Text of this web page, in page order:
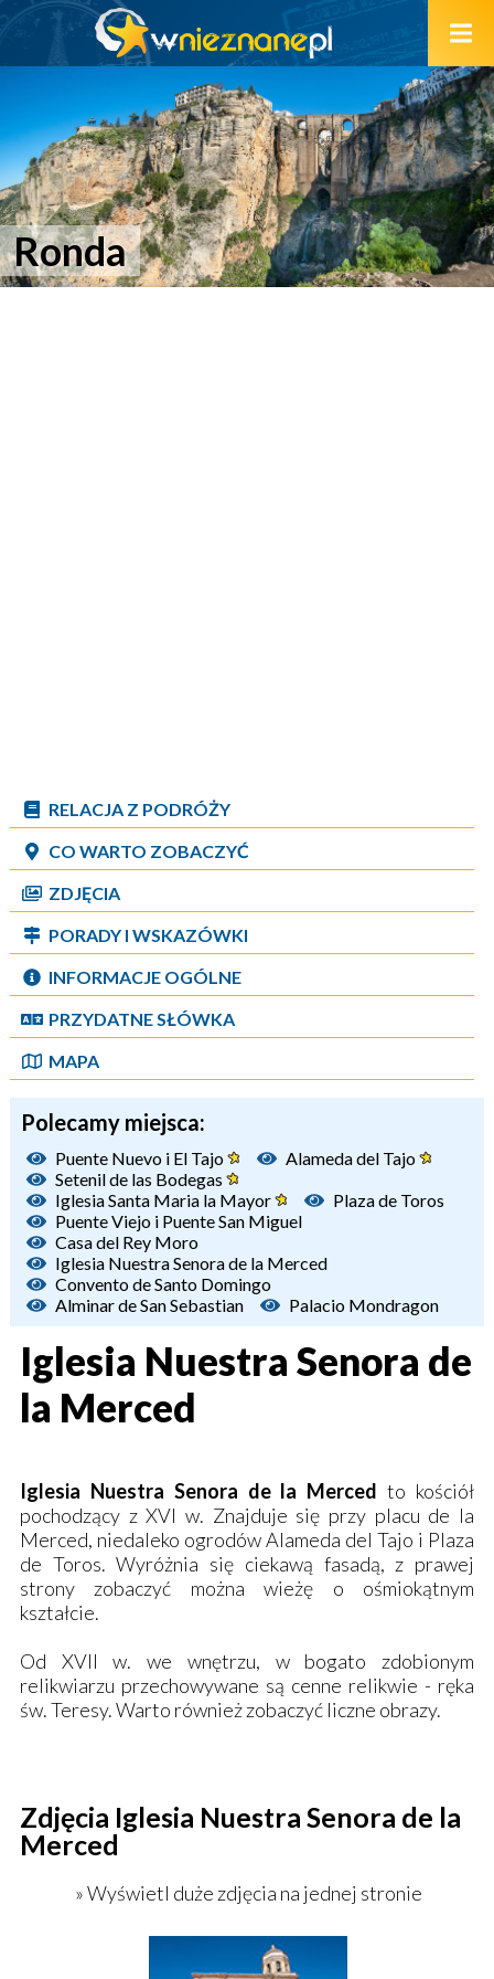
Ronda
RELACJA Z PODRÓŻY
CO WARTO ZOBACZYĆ
ZDJĘCIA
PORADY I WSKAZÓWKI
INFORMACJE OGÓLNE
PRZYDATNE SŁÓWKA
MAPA
Polecamy miejsca:
Puente Nuevo i El Tajo
Alameda del Tajo
Setenil de las Bodegas
Iglesia Santa Maria la Mayor
Plaza de Toros
Puente Viejo i Puente San Miguel
Casa del Rey Moro
Iglesia Nuestra Senora de la Merced
Convento de Santo Domingo
Alminar de San Sebastian
Palacio Mondragon
Iglesia Nuestra Senora de
la Merced
Iglesia Nuestra Senora de la Merced to kościół
pochodzący z XVI w. Znajduje się przy placu de la
Merced, niedaleko ogrodów Alameda del Tajo i Plaza
de Toros. Wyróżnia się ciekawą fasadą, z prawej
strony zobaczyć można wieżę o ośmiokątnym
kształcie.
Od XVII w. we wnętrzu, w bogato zdobionym
relikwiarzu przechowywane są cenne relikwie - ręka
św. Teresy. Warto również zobaczyć liczne obrazy.
Zdjęcia Iglesia Nuestra Senora de la
Merced
» Wyświetl duże zdjęcia na jednej stronie